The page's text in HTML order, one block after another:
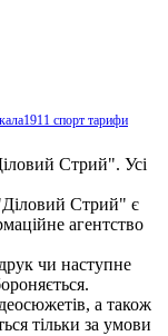
спорт тарифи
Стрий". Усі
Стрий" є
агентство
чи наступне
а також
тільки за умови